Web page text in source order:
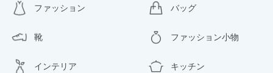
ファッション バッグ
靴 ファッション小物
インテリア キッチン